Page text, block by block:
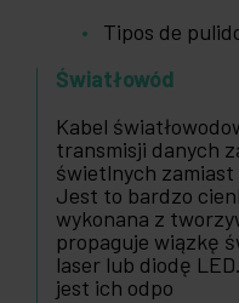
Tipos de
Światłowód
Kabel
transmisji danych
świetlnych zamiast
Jest to bardzo
wykonana z
propaguje wiązkę
laser lub diodę
jest ich odpo